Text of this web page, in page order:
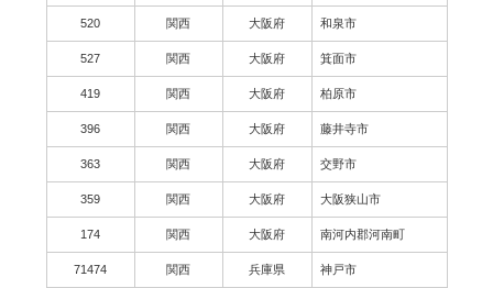
520 関西 大阪府 和泉市
527 関西 大阪府 箕面市
419 関西 大阪府 柏原市
396 関西 大阪府 藤井寺市
363 関西 大阪府 交野市
359 関西 大阪府 大阪狭山市
174 関西 大阪府 南河内郡河南町
71474 関西 兵庫県 神戸市